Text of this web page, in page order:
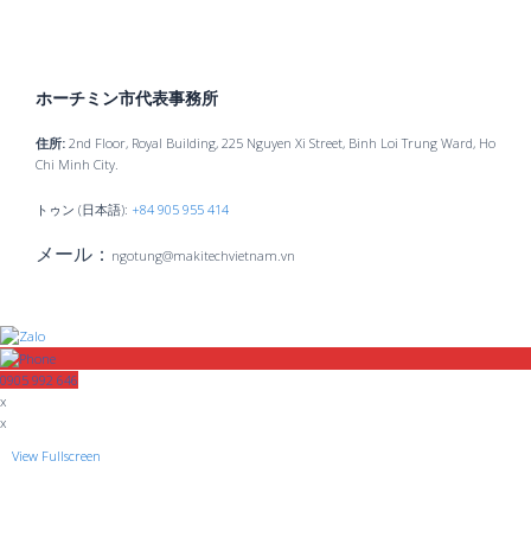
ホーチミン市代表事務所
住所: 2nd Floor, Royal Building, 225 Nguyen Xi Street, Binh Loi Trung Ward, Ho
Chi Minh City.
トゥン (日本語): +84 905 955 414
メール： ngotung@makitechvietnam.vn
0905 992 646
x
x
View Fullscreen